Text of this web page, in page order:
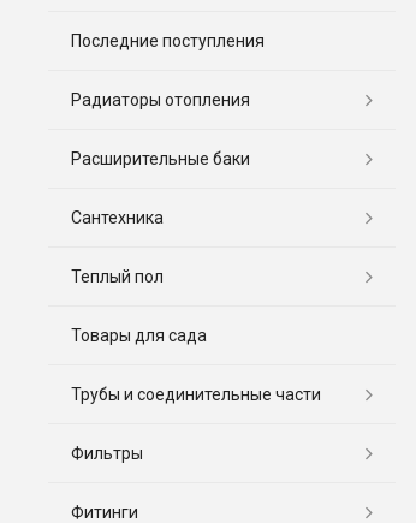
Последние поступления
Радиаторы отопления
Расширительные баки
Сантехника
Теплый пол
Товары для сада
Трубы и соединительные части
Фильтры
Фитинги